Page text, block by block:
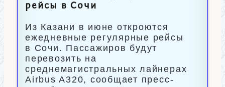
рейсы в Сочи
Из Казани в июне откроются
ежедневные регулярные рейсы
в Сочи. Пассажиров будут
перевозить на
среднемагистральных лайнерах
Airbus A320, сообщает пресс-